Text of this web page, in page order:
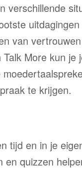
verschillende
van
More kun je
te krijgen.
tijd en in je
en quizzen